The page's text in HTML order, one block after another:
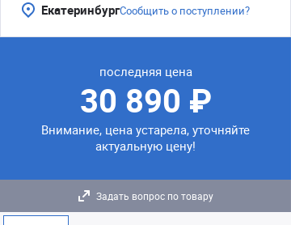
ЕкатеринбургСообщить о поступлении?
последняя цена
30 890 ₽
Внимание, цена устарела, уточняйте
актуальную цену!
Задать вопрос по товару